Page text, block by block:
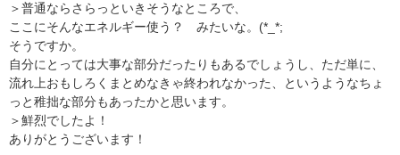
＞普通ならさらっといきそうなところで、
ここにそんなエネルギー使う？ みたいな。(*_*;
そうですか。
自分にとっては大事な部分だったりもあるでしょうし、ただ単に、
流れ上おもしろくまとめなきゃ終われなかった、というようなちょ
っと稚拙な部分もあったかと思います。
＞鮮烈でしたよ！
ありがとうございます！